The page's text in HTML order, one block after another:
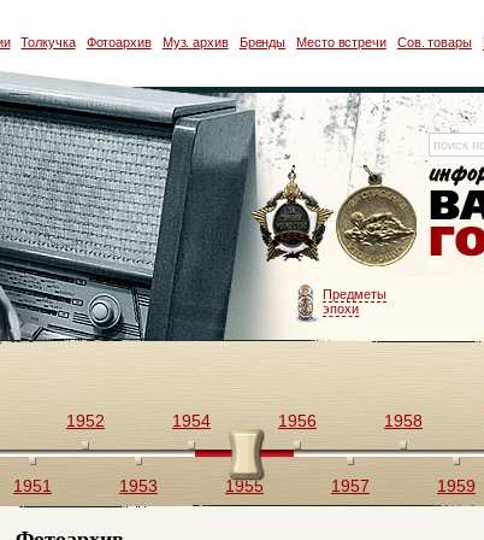
Толкучка Фотоархив Муз. архив Бренды Место встречи Сов. товары
Предметы
эпохи
1951
1952
1953
1954
1955
1956
1957
1958
1959